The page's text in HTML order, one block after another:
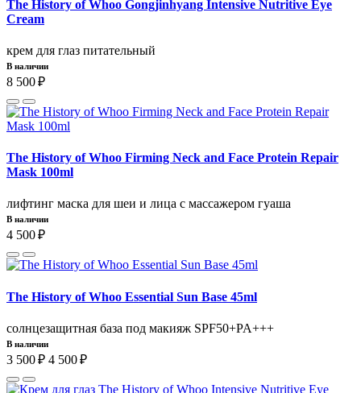
The History of Whoo Gongjinhyang Intensive Nutritive Eye
Cream
крем для глаз питательный
В наличии
8 500 ₽
The History of Whoo Firming Neck and Face Protein Repair
Mask 100ml
лифтинг маска для шеи и лица с массажером гуаша
В наличии
4 500 ₽
The History of Whoo Essential Sun Base 45ml
солнцезащитная база под макияж SPF50+PA+++
В наличии
3 500 ₽ 4 500 ₽